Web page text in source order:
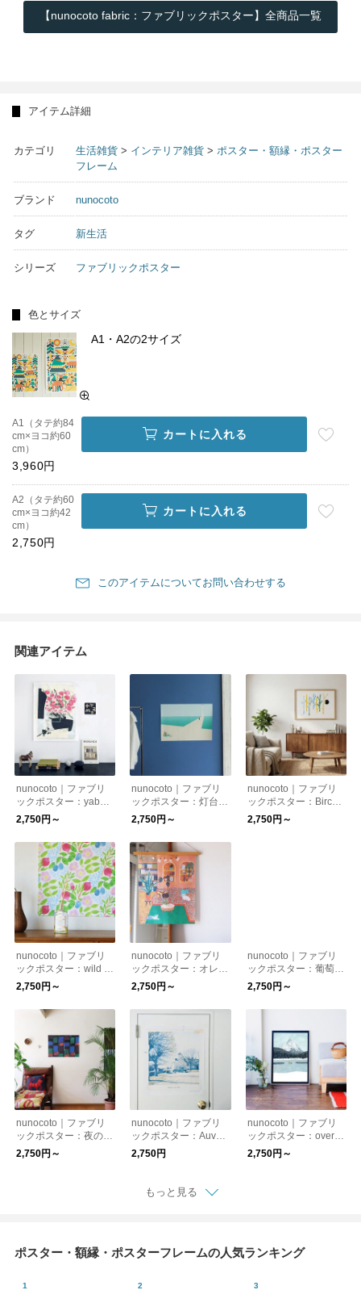
【nunocoto fabric：ファブリックポスター】全商品一覧
アイテム詳細
カテゴリ 生活雑貨 > インテリア雑貨 > ポスター・額縁・ポスター
フレーム
ブランド nunocoto
タグ 新生活
シリーズ ファブリックポスター
色とサイズ
A1・A2の2サイズ
A1（タテ約84
cm×ヨコ約60
cm）
3,960円
カートに入れる
A2（タテ約60
cm×ヨコ約42
cm）
2,750円
カートに入れる
このアイテムについてお問い合わせする
関連アイテム
nunocoto｜ファブリ
ックポスター：yabai
（井上陽子）
2,750円～
nunocoto｜ファブリ
ックポスター：灯台
（カシワイ）
2,750円～
nunocoto｜ファブリ
ックポスター：Birch
Silence（ムラタトモ
コ）
2,750円～
nunocoto｜ファブリ
ックポスター：wild ro
se and plum（kayo a
oyama）
2,750円～
nunocoto｜ファブリ
ックポスター：オレン
ジ色のソファのある部
屋（タムロアヤノ）
2,750円～
nunocoto｜ファブリ
ックポスター：葡萄と
林檎（しんよんひ）
2,750円～
nunocoto｜ファブリ
ックポスター：夜の牛
乳パック（二宮とみ）
2,750円～
nunocoto｜ファブリ
ックポスター：Auver
s（井上陽子/Atelier C
RAFT-Log.）
2,750円
nunocoto｜ファブリ
ックポスター：over th
e mountain（くのま
り）
2,750円～
もっと見る
ポスター・額縁・ポスターフレームの人気ランキング